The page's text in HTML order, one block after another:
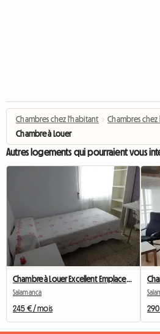
Chambres chez l'habitant › Chambres
Chambre à Louer
Autres logements qui pourraient vous
Chambre à Louer Excellent Emplacement
Salamanca
245 € / mois